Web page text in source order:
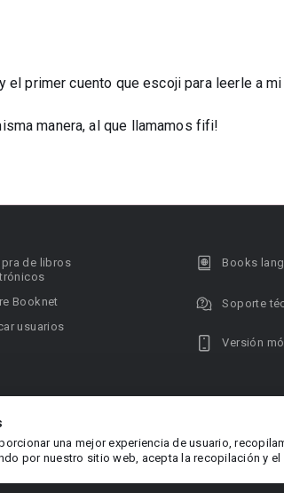
el primer cuento que escoji para leerle a
manera, al que llamamos fifi!
una mejor experiencia de usuario,
por nuestro sitio web, acepta la recopilación y
de libros
Booknet
usuarios
Books
Soporte
Versión
Larnaca, 6036, Chipre